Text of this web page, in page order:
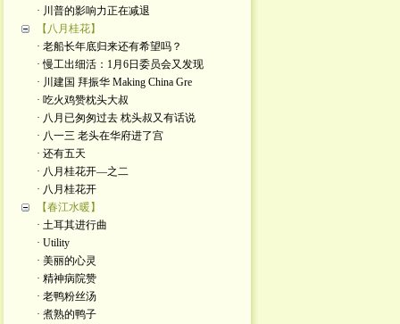
· 川普的影响力正在减退
【八月桂花】
· 老船长年底归来还有希望吗？
· 慢工出细活：1月6日委员会又发现
· 川建国 拜振华 Making China Gre
· 吃火鸡赞枕头大叔
· 八月已匆匆过去 枕头叔又有话说
· 八一三 老头在华府进了宫
· 还有五天
· 八月桂花开—之二
· 八月桂花开
【春江水暖】
· 土耳其进行曲
· Utility
· 美丽的心灵
· 精神病院赞
· 老鸭粉丝汤
· 煮熟的鸭子